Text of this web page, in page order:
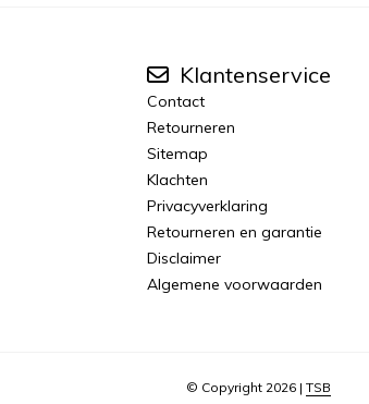
Klantenservice
Contact
Retourneren
Sitemap
Klachten
Privacyverklaring
Retourneren en garantie
Disclaimer
Algemene voorwaarden
© Copyright 2026 | TSB